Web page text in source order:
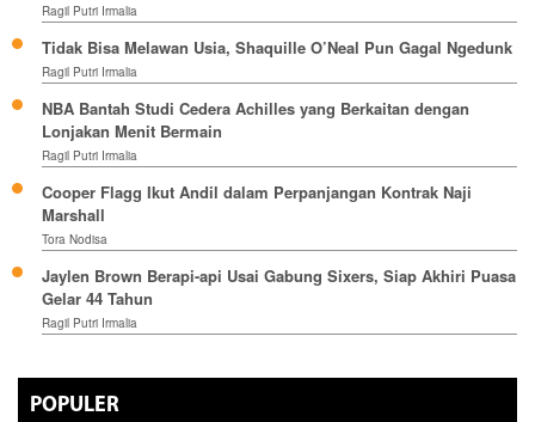
Ragil Putri Irmalia
Tidak Bisa Melawan Usia, Shaquille O’Neal Pun Gagal Ngedunk
Ragil Putri Irmalia
NBA Bantah Studi Cedera Achilles yang Berkaitan dengan
Lonjakan Menit Bermain
Ragil Putri Irmalia
Cooper Flagg Ikut Andil dalam Perpanjangan Kontrak Naji
Marshall
Tora Nodisa
Jaylen Brown Berapi-api Usai Gabung Sixers, Siap Akhiri Puasa
Gelar 44 Tahun
Ragil Putri Irmalia
POPULER